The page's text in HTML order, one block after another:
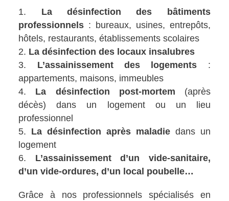
La désinfection des bâtiments
professionnels : bureaux, usines, entrepôts,
hôtels, restaurants, établissements scolaires
La désinfection des locaux insalubres
L’assainissement des logements :
appartements, maisons, immeubles
La désinfection post-mortem (après
décès) dans un logement ou un lieu
professionnel
La désinfection après maladiedans un
logement
L’assainissement d’un vide-sanitaire,
d’un vide-ordures, d’un local poubelle…
Grâce à nos professionnels spécialisés en